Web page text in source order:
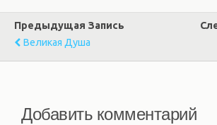
Предыдущая Запись
Великая Душа
Добавить комментарий